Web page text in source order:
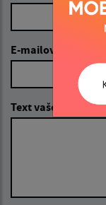
E-mailová adresa
Text vašej správy